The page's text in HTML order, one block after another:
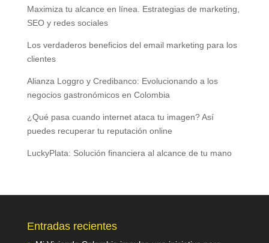
Maximiza tu alcance en línea. Estrategias de marketing,
SEO y redes sociales
Los verdaderos beneficios del email marketing para los
clientes
Alianza Loggro y Credibanco: Evolucionando a los
negocios gastronómicos en Colombia
¿Qué pasa cuando internet ataca tu imagen? Así
puedes recuperar tu reputación online
LuckyPlata: Solución financiera al alcance de tu mano
Entradas recientes